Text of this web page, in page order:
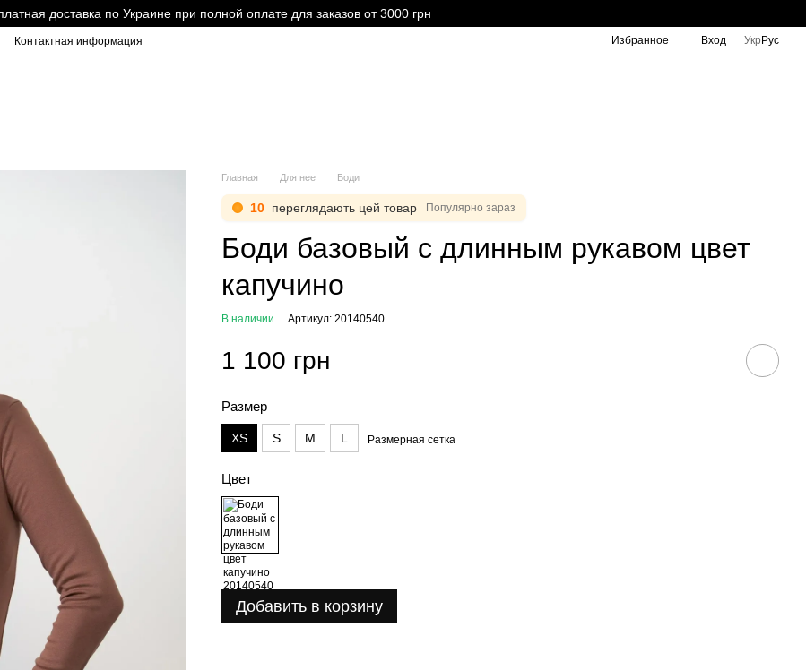
доставка по Украине при полной оплате для заказов от 3000 грн
Контактная информация Избранное Вход Укр Рус
Главная Для нее Боди
10 переглядають цей товар Популярно зараз
Боди базовый с длинным рукавом цвет
капучино
В наличии Артикул: 20140540
1 100 грн
Размер
XS S M L Размерная сетка
Цвет
Добавить в корзину